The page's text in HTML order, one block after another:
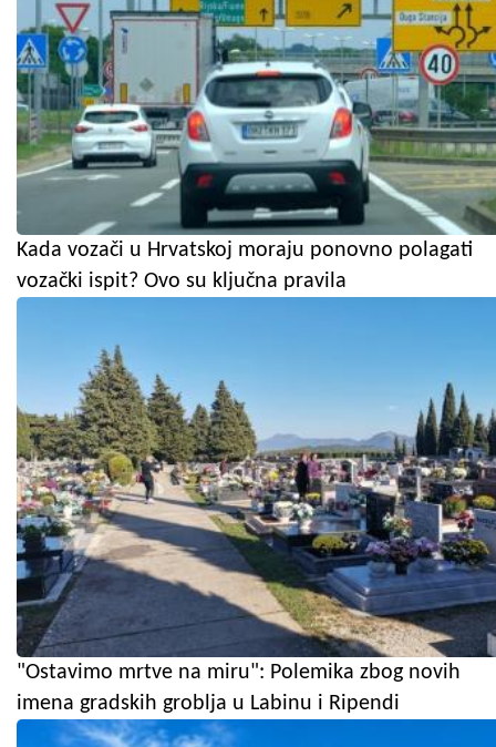
Kada vozači u Hrvatskoj moraju ponovno polagati
vozački ispit? Ovo su ključna pravila
"Ostavimo mrtve na miru": Polemika zbog novih
imena gradskih groblja u Labinu i Ripendi